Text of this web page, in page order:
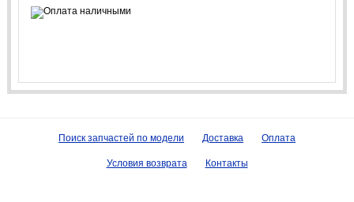
Поиск запчастей по модели Доставка Оплата
Условия возврата Контакты